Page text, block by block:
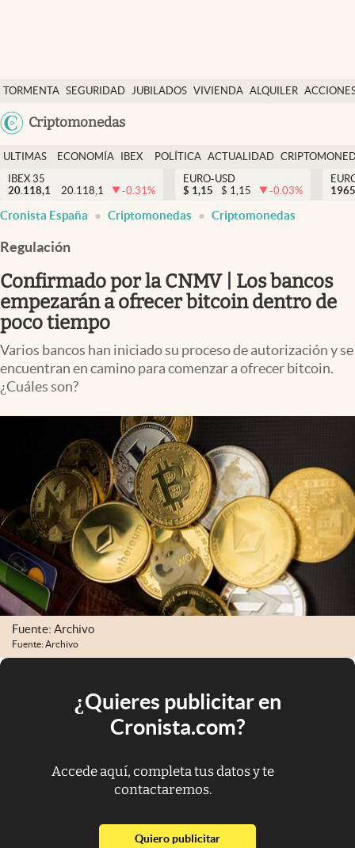
TORMENTA SEGURIDAD JUBILADOS VIVIENDA ALQUILER
Colombia
Criptomonedas
Economía y finanzas
Política
Actualidad
Criptomonedas
España
ULTIMAS
NOTICIAS
ECONOMÍA
FINANZAS
IBEX
EURO
POLÍTICA ACTUALIDAD
IBEX 35
20.118,1
20.118,1 -0.31%
EURO-USD
$ 1,15 $ 1,15 -0.03%
Cronista España Criptomonedas Criptomonedas
Regulación
Confirmado por la CNMV | Los bancos
empezarán a ofrecer bitcoin dentro de
poco tiempo
Varios bancos han iniciado su proceso de autorización y se
encuentran en camino para comenzar a ofrecer bitcoin.
¿Cuáles son?
Fuente: Archivo
Fuente: Archivo
¿Quieres publicitar en
Cronista.com?
Accede aquí, completa tus datos y te
contactaremos.
Quiero publicitarabre en nueva pestaña